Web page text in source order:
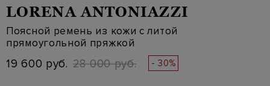
LORENA ANTONIAZZI
Поясной ремень из кожи с литой
прямоугольной пряжкой
19 600 руб. 28 000 руб. - 30%